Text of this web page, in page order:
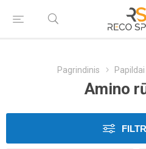
Pagrindinis Papildai
Amino